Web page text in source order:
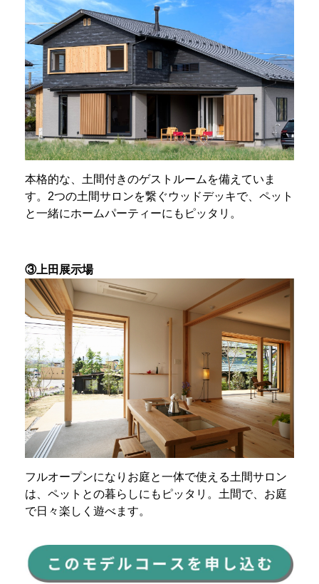
本格的な、土間付きのゲストルームを備えていま
す。2つの土間サロンを繋ぐウッドデッキで、ペット
と一緒にホームパーティーにもピッタリ。
③上田展示場
フルオープンになりお庭と一体で使える土間サロン
は、ペットとの暮らしにもピッタリ。土間で、お庭
で日々楽しく遊べます。